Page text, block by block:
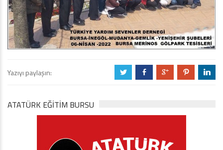
Yazıyı paylaşın: a b c d j
ATATÜRK EĞITIM BURSU